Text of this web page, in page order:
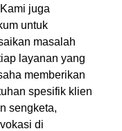
juga
untuk
masalah
layanan yang
memberikan
spesifik klien
sengketa,
di